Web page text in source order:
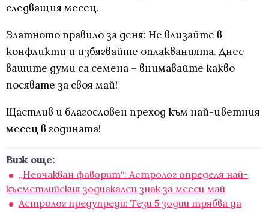
следващия месец.
Златното правило за деня: Не влизайте в
конфликти и избягвайте оплакванията. Днес
вашите думи са семена – внимавайте какво
посявате за своя май!
Щастлив и благословен преход към най-цветния
месец в годината!
Виж още:
„Неочакван фаворит“: Астролог определя най-
късметлийския зодиакален знак за месец май
Астролог предупреди: Тези 5 зодии трябва да